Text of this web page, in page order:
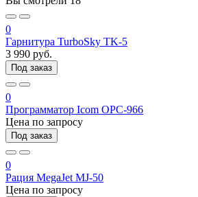
0
Гарнитура TurboSky TK-5
3 990 руб.
Под заказ
0
Программатор Icom OPC-966
Цена по запросу
Под заказ
0
Рация MegaJet MJ-50
Цена по запросу